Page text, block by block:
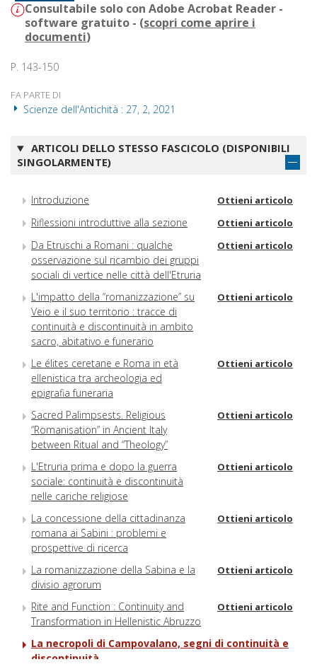
Consultabile solo con Adobe Acrobat Reader -
software gratuito - (scopri come aprire i
documenti)
P. 143-150
FA PARTE DI
Scienze dell'Antichità : 27, 2, 2021
ARTICOLI DELLO STESSO FASCICOLO (DISPONIBILI
SINGOLARMENTE)
Introduzione Ottieni articolo
Riflessioni introduttive alla sezione Ottieni articolo
Da Etruschi a Romani : qualche
osservazione sul ricambio dei gruppi
sociali di vertice nelle città dell'Etruria
Ottieni articolo
L'impatto della “romanizzazione” su
Veio e il suo territorio : tracce di
continuità e discontinuità in ambito
sacro, abitativo e funerario
Ottieni articolo
Le élites ceretane e Roma in età
ellenistica tra archeologia ed
epigrafia funeraria
Ottieni articolo
Sacred Palimpsests. Religious
“Romanisation” in Ancient Italy
between Ritual and “Theology”
Ottieni articolo
L'Etruria prima e dopo la guerra
sociale: continuità e discontinuità
nelle cariche religiose
Ottieni articolo
La concessione della cittadinanza
romana ai Sabini : problemi e
prospettive di ricerca
Ottieni articolo
La romanizzazione della Sabina e la
divisio agrorum
Ottieni articolo
Rite and Function : Continuity and
Transformation in Hellenistic Abruzzo
Ottieni articolo
La necropoli di Campovalano, segni di continuità e
discontinuità